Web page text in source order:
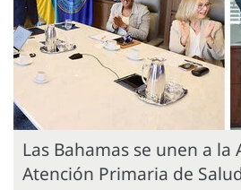
Las Bahamas se unen a la
Atención Primaria de